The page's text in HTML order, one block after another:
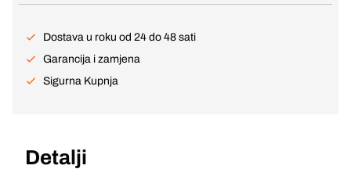
Dostava u roku od 24 do 48 sati
Garancija i zamjena
Sigurna Kupnja
Detalji